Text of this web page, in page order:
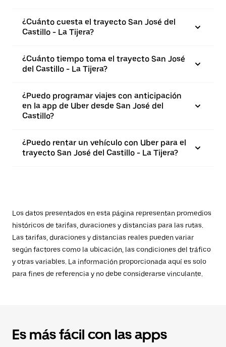
¿Cuánto cuesta el trayecto San José del
Castillo - La Tijera?
¿Cuánto tiempo toma el trayecto San José
del Castillo - La Tijera?
¿Puedo programar viajes con anticipación
en la app de Uber desde San José del
Castillo?
¿Puedo rentar un vehículo con Uber para el
trayecto San José del Castillo - La Tijera?
Los datos presentados en esta página representan promedios
históricos de tarifas, duraciones y distancias para las rutas.
Las tarifas, duraciones y distancias reales pueden variar
según factores como la ubicación, las condiciones del tráfico
y otras variables. La información proporcionada aquí es solo
para fines de referencia y no debe considerarse vinculante.
Es más fácil con las apps